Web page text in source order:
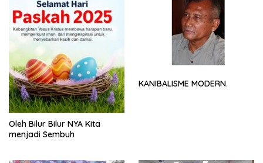
Oleh Bilur Bilur NYA Kita
menjadi Sembuh
KANIBALISME MODERN.